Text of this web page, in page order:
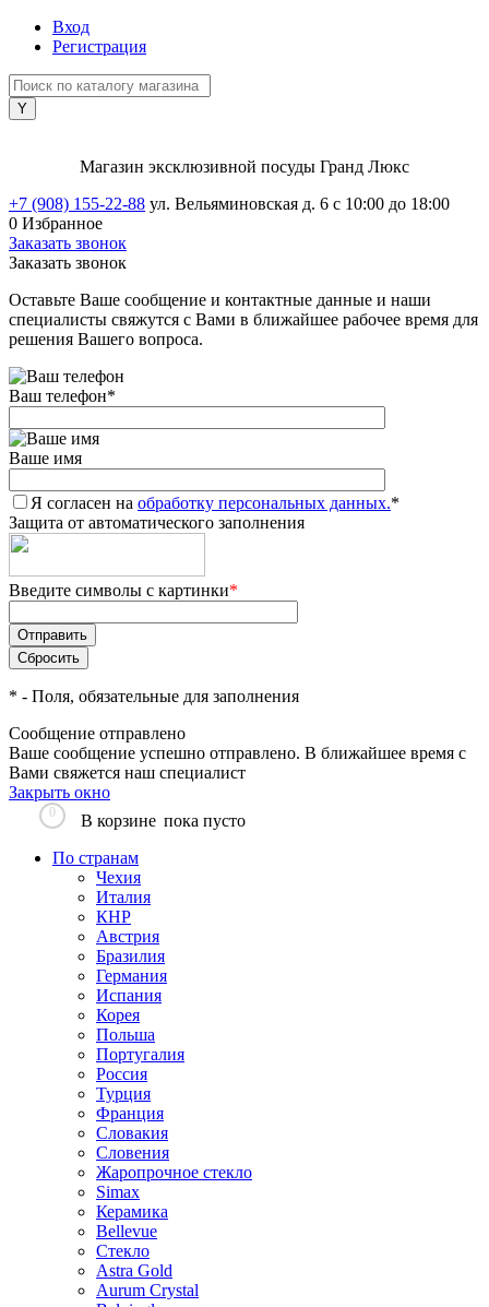
Вход
Регистрация
Магазин эксклюзивной посуды Гранд Люкс
+7 (908) 155-22-88 ул. Вельяминовская д. 6 с 10:00 до 18:00
0 Избранное
Заказать звонок
Заказать звонок
Оставьте Ваше сообщение и контактные данные и наши
специалисты свяжутся с Вами в ближайшее рабочее время для
решения Вашего вопроса.
Ваш телефон*
Ваше имя
Я согласен на обработку персональных данных.*
Защита от автоматического заполнения
Введите символы с картинки*
* - Поля, обязательные для заполнения
Сообщение отправлено
Ваше сообщение успешно отправлено. В ближайшее время с
Вами свяжется наш специалист
Закрыть окно
0 В корзине пока пусто
По странам
Чехия
Италия
КНР
Австрия
Бразилия
Германия
Испания
Корея
Польша
Португалия
Россия
Турция
Франция
Словакия
Словения
Жаропрочное стекло
Simax
Керамика
Bellevue
Стекло
Astra Gold
Aurum Crystal